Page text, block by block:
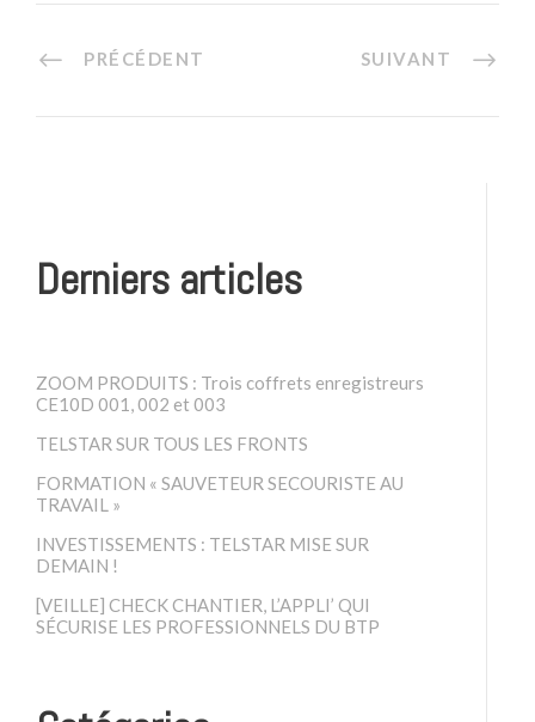
PRÉCÉDENT SUIVANT
Derniers articles
ZOOM PRODUITS : Trois coffrets enregistreurs
CE10D 001, 002 et 003
TELSTAR SUR TOUS LES FRONTS
FORMATION « SAUVETEUR SECOURISTE AU
TRAVAIL »
INVESTISSEMENTS : TELSTAR MISE SUR
DEMAIN !
[VEILLE] CHECK CHANTIER, L’APPLI’ QUI
SÉCURISE LES PROFESSIONNELS DU BTP